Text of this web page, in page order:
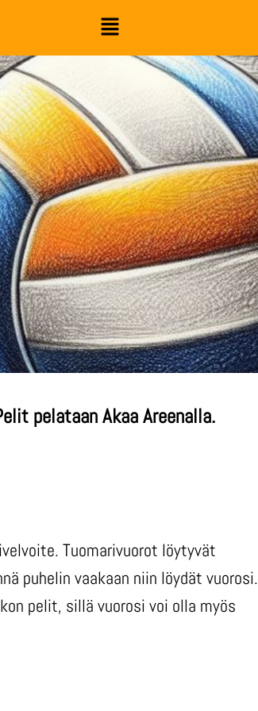
pelataan Akaa Areenalla.
Tuomarivuorot löytyvät
puhelin vaakaan niin löydät vuorosi.
pelit, sillä vuorosi voi olla myös